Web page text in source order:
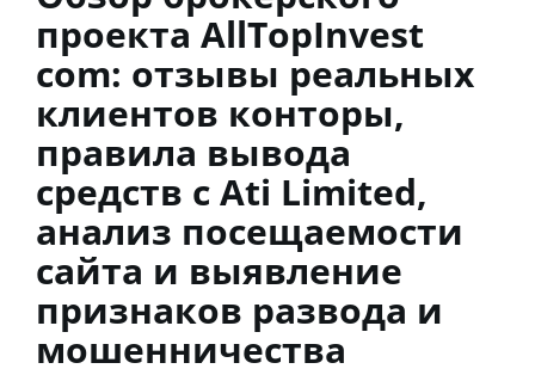
проекта AllTopInvest
com: отзывы реальных
клиентов конторы,
правила вывода
средств с Ati Limited,
анализ посещаемости
сайта и выявление
признаков развода и
мошенничества